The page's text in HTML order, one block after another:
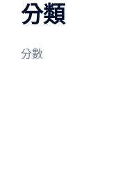
分類
分數